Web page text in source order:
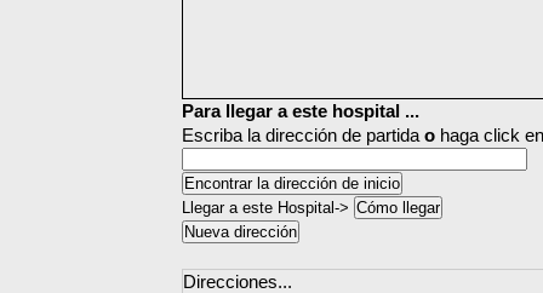
Para llegar a este hospital ...
Escriba la dirección de partida o haga click
Llegar a este Hospital->
Direcciones...